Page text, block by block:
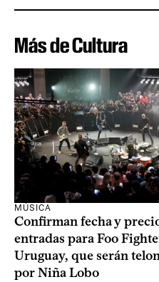
Más de Cultura
MÚSICA
Confirman fecha y
entradas para Foo
Uruguay, que serán
por Niña Lobo